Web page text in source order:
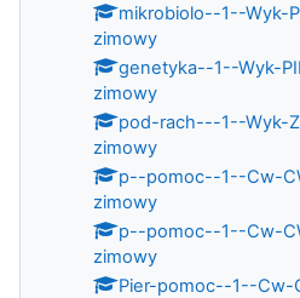
mikrobiolo--1--Wyk-
zimowy
genetyka--1--Wyk-
zimowy
pod-rach---1--Wyk-
zimowy
p--pomoc--1--Cw-
zimowy
p--pomoc--1--Cw-
zimowy
Pier-pomoc--1--Cw-